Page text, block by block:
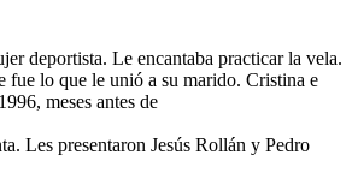
deportista. Le encantaba practicar la vela.
fue lo que le unió a su marido. Cristina e
meses antes de
Les presentaron Jesús Rollán y Pedro